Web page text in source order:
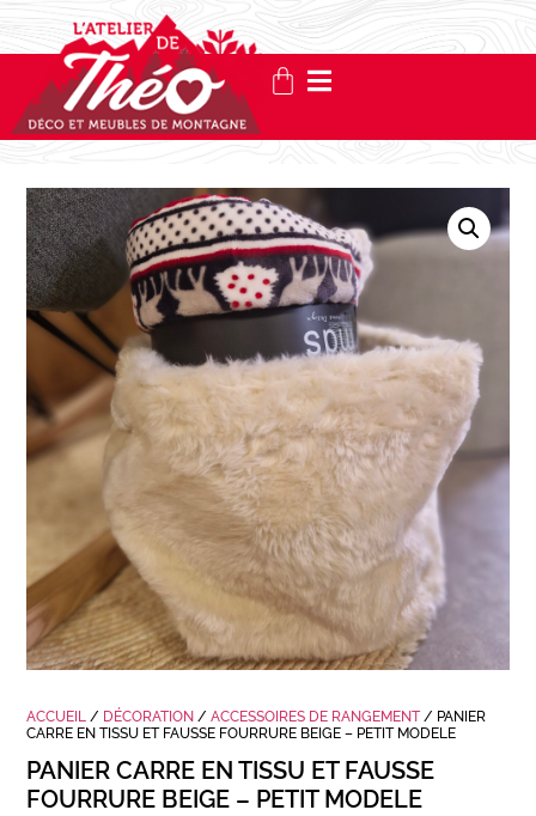
ACCUEIL / DÉCORATION /ACCESSOIRES DE RANGEMENT/ PANIER
CARRE EN TISSU ET FAUSSE FOURRURE BEIGE – PETIT MODELE
PANIER CARRE EN TISSU ET FAUSSE
FOURRURE BEIGE – PETIT MODELE